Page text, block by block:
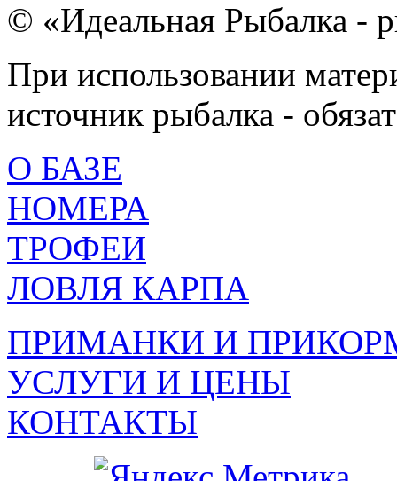
© «Идеальная Рыбалка -
При использовании
источник рыбалка -
О БАЗЕ
НОМЕРА
ТРОФЕИ
ЛОВЛЯ КАРПА
ПРИМАНКИ И
УСЛУГИ И ЦЕНЫ
КОНТАКТЫ